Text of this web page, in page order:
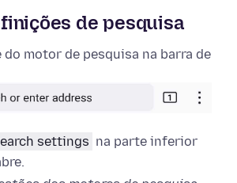
de pesquisa
do motor de pesquisa na barra de
settings na parte inferior